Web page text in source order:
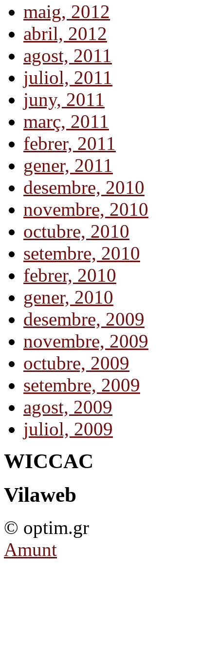
maig, 2012
abril, 2012
agost, 2011
juliol, 2011
juny, 2011
març, 2011
febrer, 2011
gener, 2011
desembre, 2010
novembre, 2010
octubre, 2010
setembre, 2010
febrer, 2010
gener, 2010
desembre, 2009
novembre, 2009
octubre, 2009
setembre, 2009
agost, 2009
juliol, 2009
WICCAC
Vilaweb
© optim.gr
Amunt